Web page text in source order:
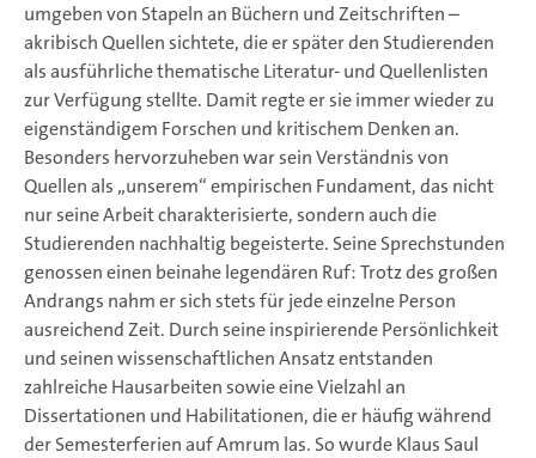
umgeben von Stapeln an Büchern und Zeitschriften –
akribisch Quellen sichtete, die er später den Studierenden
als ausführliche thematische Literatur- und Quellenlisten
zur Verfügung stellte. Damit regte er sie immer wieder zu
eigenständigem Forschen und kritischem Denken an.
Besonders hervorzuheben war sein Verständnis von
Quellen als „unserem“ empirischen Fundament, das nicht
nur seine Arbeit charakterisierte, sondern auch die
Studierenden nachhaltig begeisterte. Seine Sprechstunden
genossen einen beinahe legendären Ruf: Trotz des großen
Andrangs nahm er sich stets für jede einzelne Person
ausreichend Zeit. Durch seine inspirierende Persönlichkeit
und seinen wissenschaftlichen Ansatz entstanden
zahlreiche Hausarbeiten sowie eine Vielzahl an
Dissertationen und Habilitationen, die er häufig während
der Semesterferien auf Amrum las. So wurde Klaus Saul